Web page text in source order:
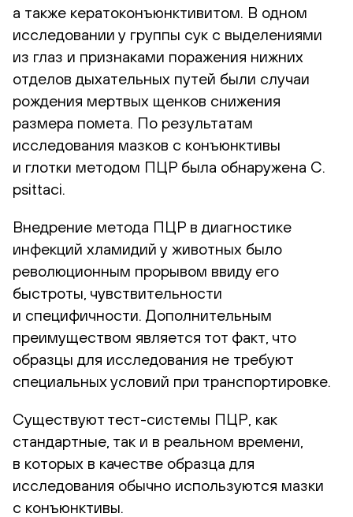
а также кератоконъюнктивитом. В одном
исследовании у группы сук с выделениями
из глаз и признаками поражения нижних
отделов дыхательных путей были случаи
рождения мертвых щенков снижения
размера помета. По результатам
исследования мазков с конъюнктивы
и глотки методом ПЦР была обнаружена C.
psittaci.
Внедрение метода ПЦР в диагностике
инфекций хламидий у животных было
революционным прорывом ввиду его
быстроты, чувствительности
и специфичности. Дополнительным
преимуществом является тот факт, что
образцы для исследования не требуют
специальных условий при транспортировке.
Существуют тест-системы ПЦР, как
стандартные, так и в реальном времени,
в которых в качестве образца для
исследования обычно используются мазки
с конъюнктивы.